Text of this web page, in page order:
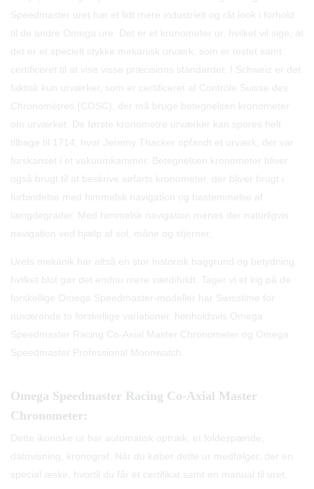
Speedmaster uret har et lidt mere industrielt og råt look i forhold
til de andre Omega ure. Det er et kronometer ur, hvilket vil sige, at
det er et specielt stykke mekanisk urværk, som er testet samt
certificeret til at vise visse præcisions standarder. I Schweiz er det
faktisk kun urværker, som er certificeret af Contrôle Suisse des
Chronomètres (COSC), der må bruge betegnelsen kronometer
om urværket. De første kronometre urværker kan spores helt
tilbage til 1714, hvor Jeremy Thacker opfandt et urværk, der var
forskanset i et vakuumkammer. Betegnelsen kronometer bliver
også brugt til at beskrive søfarts kronometer, der bliver brugt i
forbindelse med himmelsk navigation og bestemmelse af
længdegrader. Med himmelsk navigation menes der naturligvis
navigation ved hjælp af sol, måne og stjerner.
Urets mekanik har altså en stor historisk baggrund og betydning,
hvilket blot gør det endnu mere værdifuldt. Tager vi et kig på de
forskellige Omega Speedmaster-modeller har Swisstime for
nuværende to forskellige variationer, henholdsvis Omega
Speedmaster Racing Co-Axial Master Chronometer og Omega
Speedmaster Professional Moonwatch.
Omega Speedmaster Racing Co-Axial Master
Chronometer:
Dette ikoniske ur har automatisk optræk, et foldespænde,
datovisning, kronograf. Når du køber dette ur medfølger, der en
special æske, hvortil du får et certifikat samt en manual til uret.